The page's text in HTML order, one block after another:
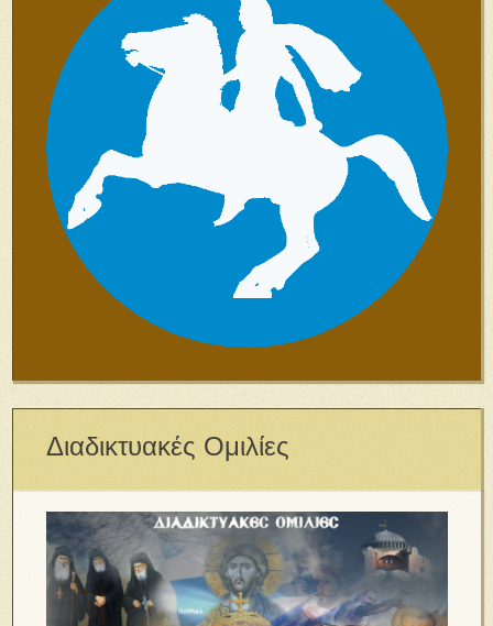
Διαδικτυακές Ομιλίες